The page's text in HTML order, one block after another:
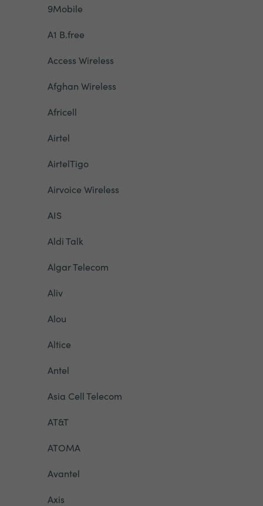
9Mobile
A1 B.free
Access Wireless
Afghan Wireless
Africell
Airtel
AirtelTigo
Airvoice Wireless
AIS
Aldi Talk
Algar Telecom
Aliv
Alou
Altice
Antel
Asia Cell Telecom
AT&T
ATOMA
Avantel
Axis